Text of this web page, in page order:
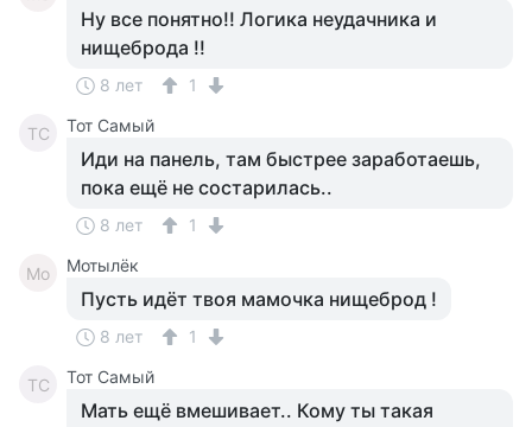
Ну все понятно!! Логика неудачника и
нищеброда !!
8 лет 1
ТС Тот Самый
Иди на панель, там быстрее заработаешь,
пока ещё не состарилась..
8 лет 1
Мо Мотылёк
Пусть идёт твоя мамочка нищеброд !
8 лет 1
ТС Тот Самый
Мать ещё вмешивает.. Кому ты такая